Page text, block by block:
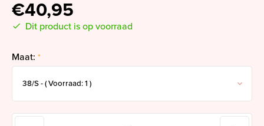
€40,95
Dit product is op voorraad
Maat: *